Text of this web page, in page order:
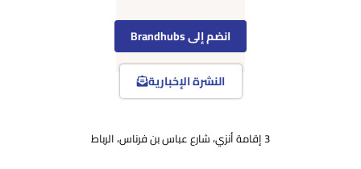
انضم إلى Brandhubs
النشرة الإخبارية
3 إقامة أنزي، شارع عباس بن فرناس، الرباط